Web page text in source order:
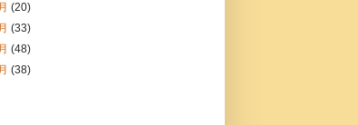
(20)
(33)
(48)
(38)